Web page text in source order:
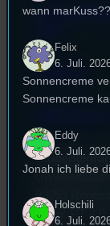
Cookie-
Empfang
93053
Büro: PT
wann marKuss??
Felix
6. Juli.
Sonnencreme
Sonnencreme
Eddy
6. Juli.
Jonah ich liebe
Holschili
6. Juli.